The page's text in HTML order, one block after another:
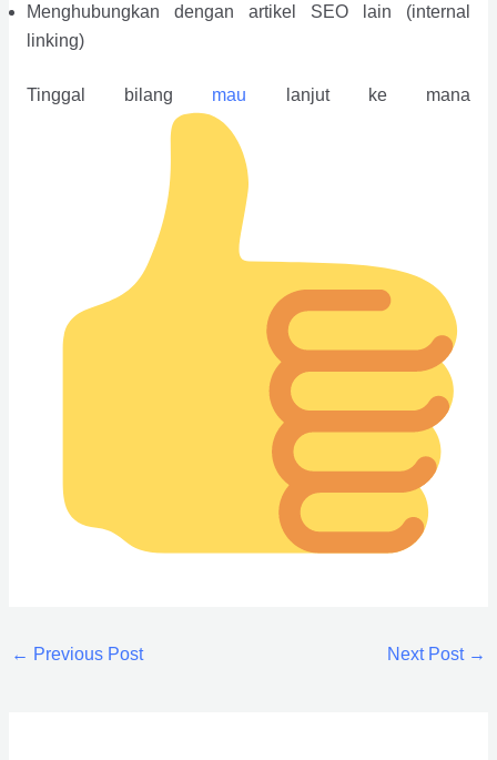
Menghubungkan dengan artikel SEO lain (internal
linking)
Tinggal bilang mau lanjut ke mana
← Previous Post Next Post →